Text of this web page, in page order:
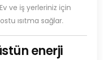
ve iş yerleriniz için
ısıtma sağlar.
enerji